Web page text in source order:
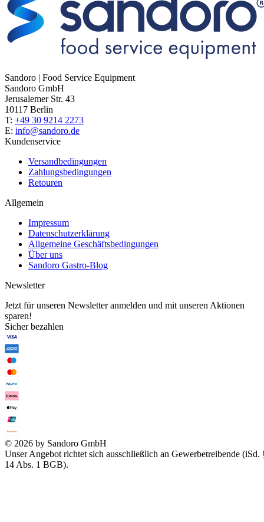
Sandoro | Food Service Equipment
Sandoro GmbH
Jerusalemer Str. 43
10117 Berlin
T: +49 30 9214 2273
E: info@sandoro.de
Kundenservice
Versandbedingungen
Zahlungsbedingungen
Retouren
Allgemein
Impressum
Datenschutzerklärung
Allgemeine Geschäftsbedingungen
Über uns
Sandoro Gastro-Blog
Newsletter
Jetzt für unseren Newsletter anmelden und mit unseren Aktionen
sparen!
Sicher bezahlen
© 2026 by Sandoro GmbH
Unser Angebot richtet sich ausschließlich an Gewerbetreibende (iSd.
14 Abs. 1 BGB).